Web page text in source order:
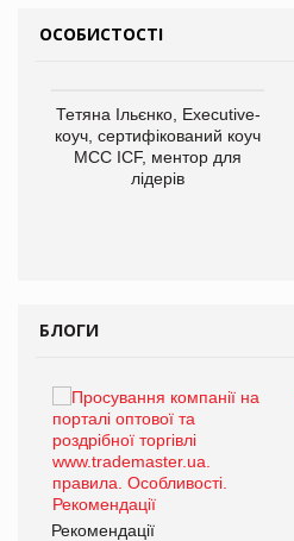
ОСОБИСТОСТІ
Тетяна Ільєнко, Executive-
коуч, сертифікований коуч
МСС ICF, ментор для
лідерів
БЛОГИ
Рекомендації